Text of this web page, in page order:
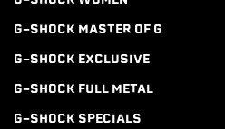
G-SHOCK MASTER OF G
G-SHOCK EXCLUSIVE
G-SHOCK FULL METAL
G-SHOCK SPECIALS